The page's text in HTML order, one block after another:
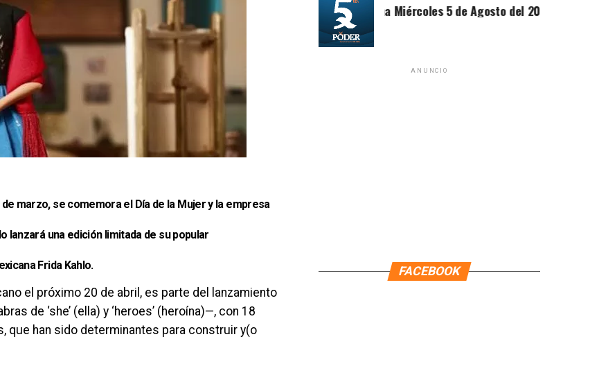
de marzo, se comemora elDía de la Mujery la empresa
lanzará una edición limitada de su popular
Frida Kahlo.
el próximo 20 de abril, es parte del lanzamiento
de ‘she’ (ella) y ‘heroes’ (heroína)—, con 18
que han sido determinantes para construir y(o
Síntesis Matutina Miércoles 5 de Agosto del 2026
ANUNCIO
FACEBOOK